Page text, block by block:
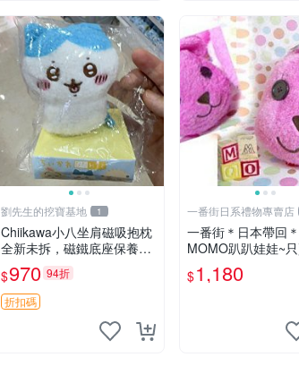
劉先生的挖寶基地 1
Chiikawa小八坐肩磁吸抱枕
全新未拆，磁鐵底座保養品
專用 磁鐵 磁吸 抱枕
$970 94折
折扣碼
一番街日系禮物專賣店
一番街＊日本帶回
MOMO趴趴娃娃~
的1號~單隻價～生
$1,180